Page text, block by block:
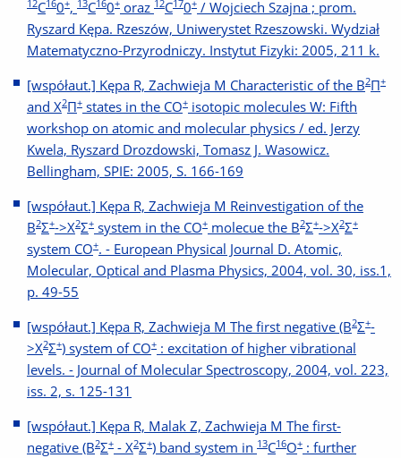
12C160+, 13C160+ oraz 12C170+ / Wojciech Szajna ; prom.
Ryszard Kępa. Rzeszów, Uniwerystet Rzeszowski. Wydział
Matematyczno-Przyrodniczy. Instytut Fizyki: 2005, 211 k.
[współaut.] Kępa R, Zachwieja M Characteristic of the B2Π+
and X2Π+ states in the CO+ isotopic molecules W: Fifth
workshop on atomic and molecular physics / ed. Jerzy
Kwela, Ryszard Drozdowski, Tomasz J. Wasowicz.
Bellingham, SPIE: 2005, S. 166-169
[współaut.] Kępa R, Zachwieja M Reinvestigation of the
B2Σ+->X2Σ+ system in the CO+ molecue the B2Σ+->X2Σ+
system CO+. - European Physical Journal D. Atomic,
Molecular, Optical and Plasma Physics, 2004, vol. 30, iss.1,
p. 49-55
[współaut.] Kępa R, Zachwieja M The first negative (B2Σ+-
>X2Σ+) system of CO+ : excitation of higher vibrational
levels. - Journal of Molecular Spectroscopy, 2004, vol. 223,
iss. 2, s. 125-131
[współaut.] Kępa R, Malak Z, Zachwieja M The first-
negative (B2Σ+ - X2Σ+) band system in 13C16O+ : further